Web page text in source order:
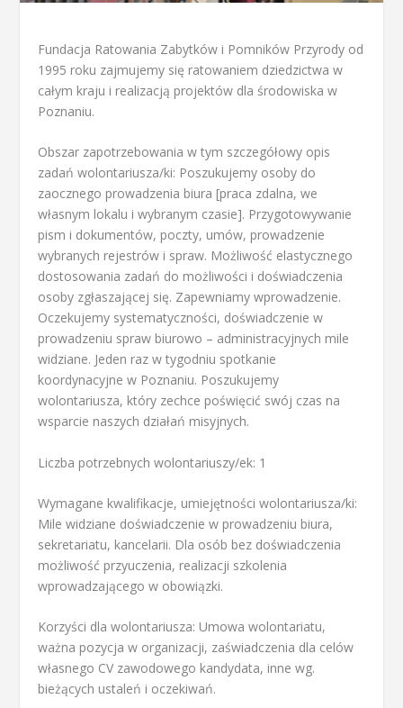
Fundacja Ratowania Zabytków i Pomników Przyrody od
1995 roku zajmujemy się ratowaniem dziedzictwa w
całym kraju i realizacją projektów dla środowiska w
Poznaniu.
Obszar zapotrzebowania w tym szczegółowy opis
zadań wolontariusza/ki: Poszukujemy osoby do
zaocznego prowadzenia biura [praca zdalna, we
własnym lokalu i wybranym czasie]. Przygotowywanie
pism i dokumentów, poczty, umów, prowadzenie
wybranych rejestrów i spraw. Możliwość elastycznego
dostosowania zadań do możliwości i doświadczenia
osoby zgłaszającej się. Zapewniamy wprowadzenie.
Oczekujemy systematyczności, doświadczenie w
prowadzeniu spraw biurowo – administracyjnych mile
widziane. Jeden raz w tygodniu spotkanie
koordynacyjne w Poznaniu. Poszukujemy
wolontariusza, który zechce poświęcić swój czas na
wsparcie naszych działań misyjnych.
Liczba potrzebnych wolontariuszy/ek: 1
Wymagane kwalifikacje, umiejętności wolontariusza/ki:
Mile widziane doświadczenie w prowadzeniu biura,
sekretariatu, kancelarii. Dla osób bez doświadczenia
możliwość przyuczenia, realizacji szkolenia
wprowadzającego w obowiązki.
Korzyści dla wolontariusza: Umowa wolontariatu,
ważna pozycja w organizacji, zaświadczenia dla celów
własnego CV zawodowego kandydata, inne wg.
bieżących ustaleń i oczekiwań.